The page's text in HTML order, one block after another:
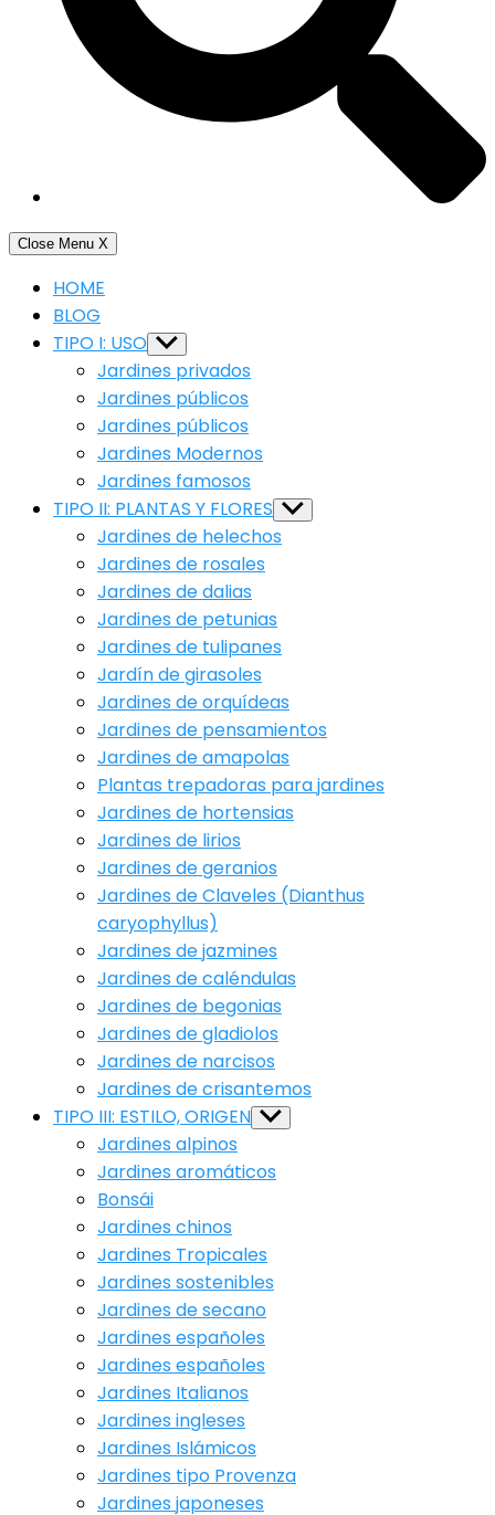
Close Menu X
HOME
BLOG
TIPO I: USO Show
sub
menu
Jardines privados
Jardines públicos
Jardines públicos
Jardines Modernos
Jardines famosos
TIPO II: PLANTAS Y FLORES Show
sub
menu
Jardines de helechos
Jardines de rosales
Jardines de dalias
Jardines de petunias
Jardines de tulipanes
Jardín de girasoles
Jardines de orquídeas
Jardines de pensamientos
Jardines de amapolas
Plantas trepadoras para jardines
Jardines de hortensias
Jardines de lirios
Jardines de geranios
Jardines de Claveles (Dianthus
caryophyllus)
Jardines de jazmines
Jardines de caléndulas
Jardines de begonias
Jardines de gladiolos
Jardines de narcisos
Jardines de crisantemos
TIPO III: ESTILO, ORIGEN Show
sub
Jardines alpinos
Jardines aromáticos
Bonsái
Jardines chinos
Jardines Tropicales
Jardines sostenibles
Jardines de secano
Jardines españoles
Jardines españoles
Jardines Italianos
Jardines ingleses
Jardines Islámicos
Jardines tipo Provenza
Jardines japoneses